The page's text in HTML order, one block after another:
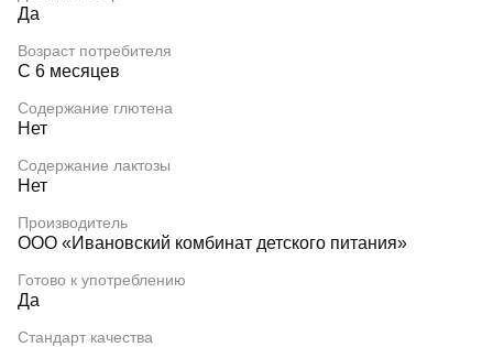
Да
Возраст потребителя
С 6 месяцев
Содержание глютена
Нет
Содержание лактозы
Нет
Производитель
ООО «Ивановский комбинат детского питания»
Готово к употреблению
Да
Стандарт качества